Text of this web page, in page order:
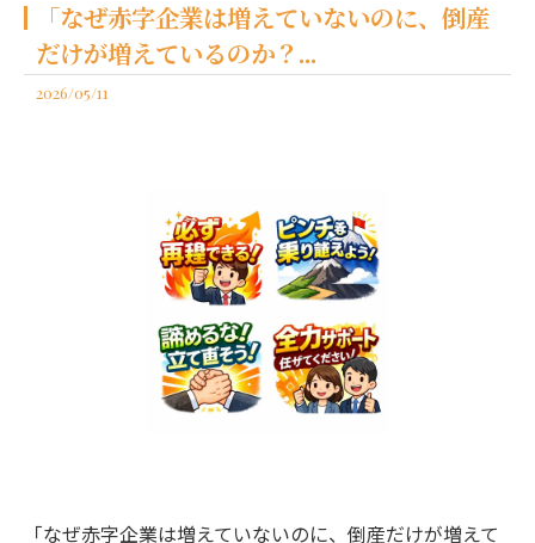
「なぜ赤字企業は増えていないのに、倒産
だけが増えているのか？...
2026/05/11
「なぜ赤字企業は増えていないのに、倒産だけが増えて